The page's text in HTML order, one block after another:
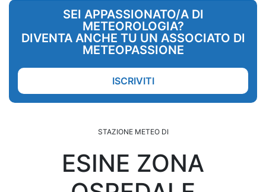
SEI APPASSIONATO/A DI
METEOROLOGIA?
DIVENTA ANCHE TU UN ASSOCIATO DI
METEOPASSIONE
ISCRIVITI
STAZIONE METEO DI
ESINE ZONA